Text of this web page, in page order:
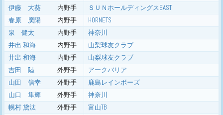
伊藤 大葵
内野手
ＳＵＮホールディングスEAST
春原 廣陽
内野手
HORNETS
泉 健太
内野手
神奈川
井出 和海
内野手
山梨球友クラブ
井出 和海
内野手
山梨球友クラブ
吉田 陸
外野手
アークバリア
山田 信幸
外野手
鹿島レインボーズ
山口 隼輝
外野手
神奈川
幌村 黛汰
外野手
富山TB